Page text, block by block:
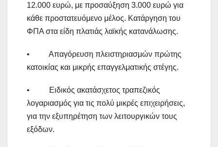
12.000 ευρώ, με προσαύξηση 3.000 ευρώ για
κάθε προστατευόμενο μέλος. Κατάργηση του
ΦΠΑ στα είδη πλατιάς λαϊκής κατανάλωσης.
• Απαγόρευση πλειστηριασμών πρώτης
κατοικίας και μικρής επαγγελματικής στέγης.
• Ειδικός ακατάσχετος τραπεζικός
λογαριασμός για τις πολύ μικρές επιχειρήσεις,
για την εξυπηρέτηση των λειτουργικών τους
εξόδων.